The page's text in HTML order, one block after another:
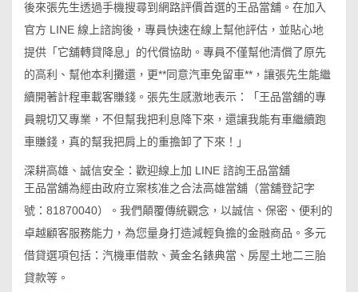
後來張先生透過手機搜尋到網路評價首選的王品當舖。在加入
官方 LINE 線上諮詢後，專員快速在線上幫他評估，並貼心地
提供「它舖轉貸降息」的代償協助。專員不僅幫他清償了原先
的高利、幫他本利攤還，更**同意汽車免留車**，讓張先生能繼
續開著計程車載客賺錢。張先生感激地表示：「王品當舖的專
員親切又專業，不但幫我把利息降下來，還讓我能有車繼續跑
車賺錢，真的幫我把肩上的重擔卸了下來！」
深耕高雄、誠信安全：歡迎線上加 LINE 諮詢王品當舖
王品當舖為經由政府立案核准之合法高雄當舖（當舖登記字
號：81870040）。我們顛覆傳統觀念，以誠信、保密、便利的
卓越顧客服務能力，為您量身打造減輕負擔的金融商品。多元
借貸選項包括：汽機車借款、黃金名錶典當、房屋土地二三胎
貸款等。